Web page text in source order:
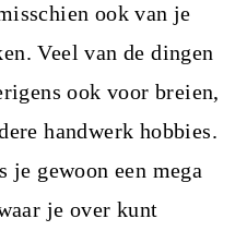
ook van je
Veel van de dingen
ook voor breien,
handwerk hobbies.
je gewoon een mega
je over kunt